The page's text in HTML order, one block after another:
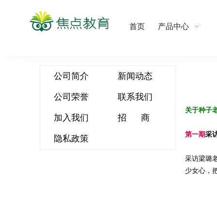
首页 产品中心
公司简介 新闻动态
公司荣誉 联系我们
加入我们 招 商
隐私政策
关于种子
第一期采
采访梁璐
少女心，